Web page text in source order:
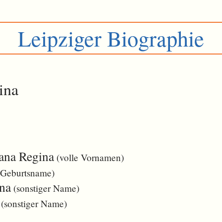
Leipziger Biographie
Regina(volle Vornamen)
(sonstiger Name)
Name)